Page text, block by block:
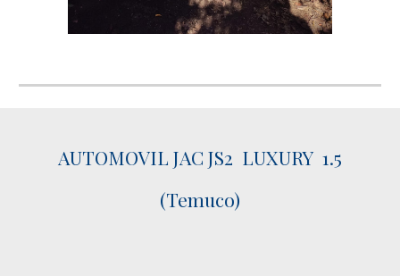
AUTOMOVIL JAC JS2 LUXURY 1.5
(Temuco)